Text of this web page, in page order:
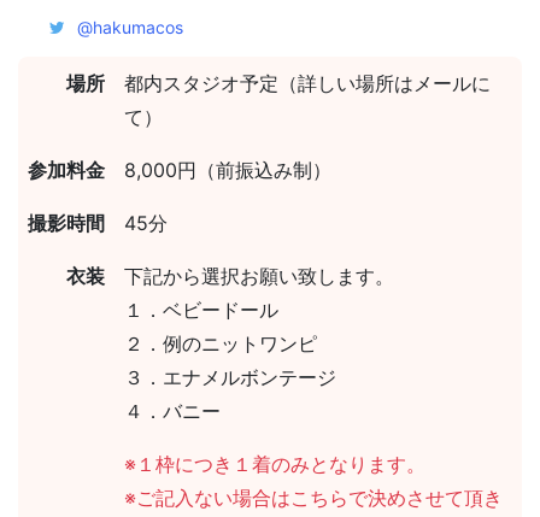
@hakumacos
場所
都内スタジオ予定（詳しい場所はメールに
て）
参加料金 8,000円（前振込み制）
撮影時間 45分
衣装
下記から選択お願い致します。
１．ベビードール
２．例のニットワンピ
３．エナメルボンテージ
４．バニー
※１枠につき１着のみとなります。
※ご記入ない場合はこちらで決めさせて頂き